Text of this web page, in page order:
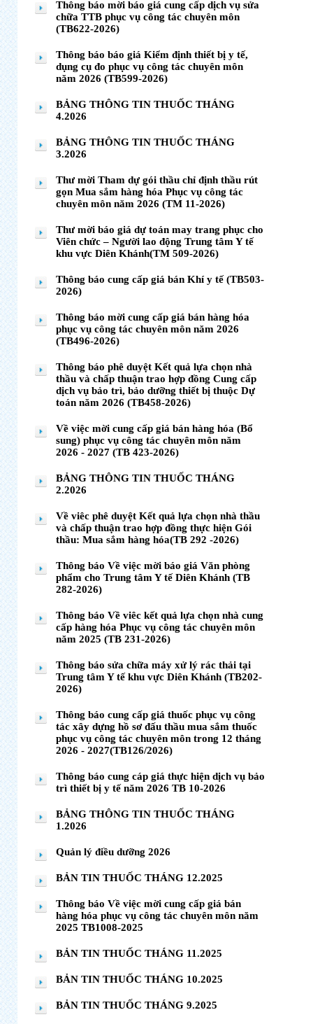
Thông báo mời báo giá cung cấp dịch vụ sửa
chữa TTB phục vụ công tác chuyên môn
(TB622-2026)
Thông báo báo giá Kiểm định thiết bị y tế,
dụng cụ đo phục vụ công tác chuyên môn
năm 2026 (TB599-2026)
BẢNG THÔNG TIN THUỐC THÁNG
4.2026
BẢNG THÔNG TIN THUỐC THÁNG
3.2026
Thư mời Tham dự gói thầu chỉ định thầu rút
gọn Mua sắm hàng hóa Phục vụ công tác
chuyên môn năm 2026 (TM 11-2026)
Thư mời báo giá dự toán may trang phục cho
Viên chức – Người lao động Trung tâm Y tế
khu vực Diên Khánh(TM 509-2026)
Thông báo cung cấp giá bán Khí y tế (TB503-
2026)
Thông báo mời cung cấp giá bán hàng hóa
phục vụ công tác chuyên môn năm 2026
(TB496-2026)
Thông báo phê duyệt Kết quả lựa chọn nhà
thầu và chấp thuận trao hợp đồng Cung cấp
dịch vụ bảo trì, bảo dưỡng thiết bị thuộc Dự
toán năm 2026 (TB458-2026)
Về việc mời cung cấp giá bán hàng hóa (Bổ
sung) phục vụ công tác chuyên môn năm
2026 - 2027 (TB 423-2026)
BẢNG THÔNG TIN THUỐC THÁNG
2.2026
Về viêc phê duyệt Kết quả lựa chọn nhà thầu
và chấp thuận trao hợp đồng thực hiện Gói
thầu: Mua sắm hàng hóa(TB 292 -2026)
Thông báo Về việc mời báo giá Văn phòng
phẩm cho Trung tâm Y tế Diên Khánh (TB
282-2026)
Thông báo Về viêc kết quả lựa chọn nhà cung
cấp hàng hóa Phục vụ công tác chuyên môn
năm 2025 (TB 231-2026)
Thông báo sửa chữa máy xử lý rác thải tại
Trung tâm Y tế khu vực Diên Khánh (TB202-
2026)
Thông báo cung cấp giá thuốc phục vụ công
tác xây dựng hồ sơ đấu thầu mua sắm thuốc
phục vụ công tác chuyên môn trong 12 tháng
2026 - 2027(TB126/2026)
Thông báo cung cáp giá thực hiện dịch vụ bảo
trì thiết bị y tế năm 2026 TB 10-2026
BẢNG THÔNG TIN THUỐC THÁNG
1.2026
Quản lý điều dưỡng 2026
BẢN TIN THUỐC THÁNG 12.2025
Thông báo Về việc mời cung cấp giá bán
hàng hóa phục vụ công tác chuyên môn năm
2025 TB1008-2025
BẢN TIN THUỐC THÁNG 11.2025
BẢN TIN THUỐC THÁNG 10.2025
BẢN TIN THUỐC THÁNG 9.2025